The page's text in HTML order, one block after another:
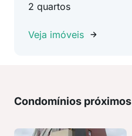
2 quartos
Veja imóveis
Condomínios próximos